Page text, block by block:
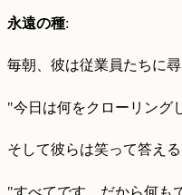
永遠の種:
毎朝、彼は従業員たちに尋
"今日は何をクローリング
そして彼らは笑って答える
"すべてです。だから何も